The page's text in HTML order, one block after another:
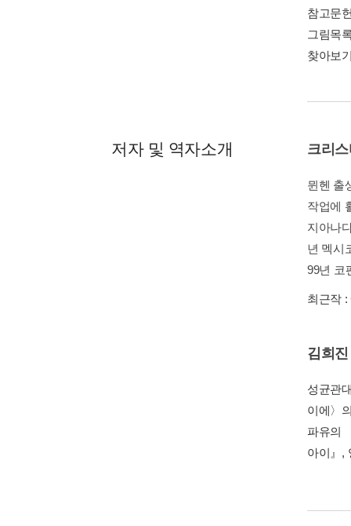
참고문
그림목
찾아보
저자 및 역자소개 크리
뮌헨 출
작업에
지아나
년 멕시
99년 코
최근작 :
김희진
성균관
이에〉
파유의
아이』,